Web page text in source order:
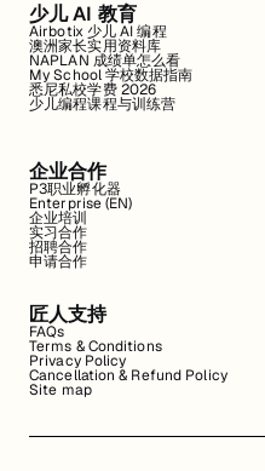
少儿 AI 教育
Airbotix 少儿 AI 编程
澳洲家长实用资料库
NAPLAN 成绩单怎么看
My School 学校数据指南
悉尼私校学费 2026
少儿编程课程与训练营
企业合作
P3职业孵化器
Enterprise (EN)
企业培训
实习合作
招聘合作
申请合作
匠人支持
FAQs
Terms & Conditions
Privacy Policy
Cancellation & Refund Policy
Site map